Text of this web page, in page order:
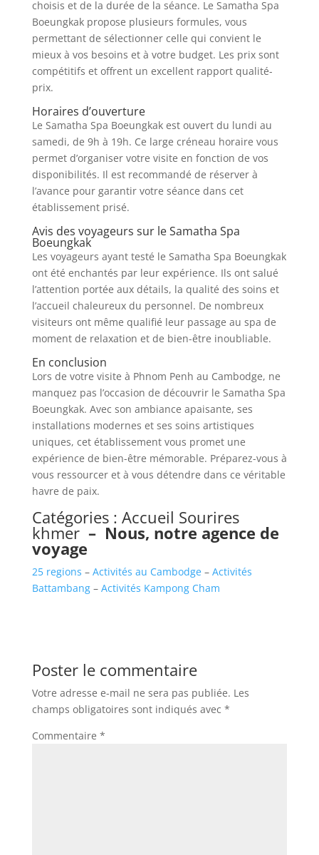
choisis et de la durée de la séance. Le Samatha Spa
Boeungkak propose plusieurs formules, vous
permettant de sélectionner celle qui convient le
mieux à vos besoins et à votre budget. Les prix sont
compétitifs et offrent un excellent rapport qualité-
prix.
Horaires d’ouverture
Le Samatha Spa Boeungkak est ouvert du lundi au
samedi, de 9h à 19h. Ce large créneau horaire vous
permet d’organiser votre visite en fonction de vos
disponibilités. Il est recommandé de réserver à
l’avance pour garantir votre séance dans cet
établissement prisé.
Avis des voyageurs sur le Samatha Spa
Boeungkak
Les voyageurs ayant testé le Samatha Spa Boeungkak
ont été enchantés par leur expérience. Ils ont salué
l’attention portée aux détails, la qualité des soins et
l’accueil chaleureux du personnel. De nombreux
visiteurs ont même qualifié leur passage au spa de
moment de relaxation et de bien-être inoubliable.
En conclusion
Lors de votre visite à Phnom Penh au Cambodge, ne
manquez pas l’occasion de découvrir le Samatha Spa
Boeungkak. Avec son ambiance apaisante, ses
installations modernes et ses soins artistiques
uniques, cet établissement vous promet une
expérience de bien-être mémorable. Préparez-vous à
vous ressourcer et à vous détendre dans ce véritable
havre de paix.
Catégories : Accueil Sourires
khmer – Nous, notre agence de
voyage
25 regions – Activités au Cambodge– Activités
Battambang– Activités Kampong Cham
Poster le commentaire
Votre adresse e-mail ne sera pas publiée. Les
champs obligatoires sont indiqués avec *
Commentaire *